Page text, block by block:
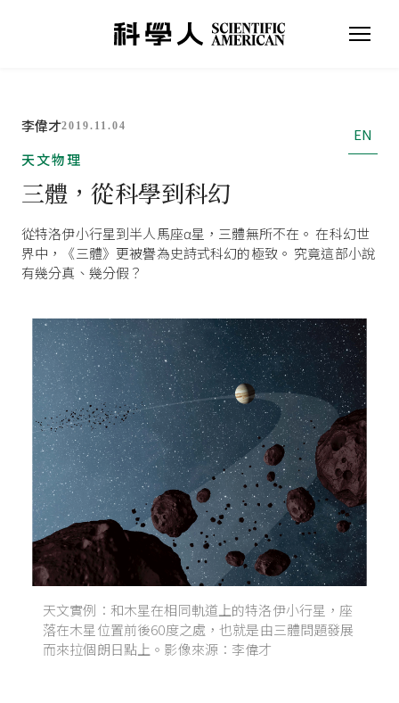
李偉才2019.11.04
EN
天文物理
三體，從科學到科幻
從特洛伊小行星到半人馬座α星，三體無所不在。 在科幻世
界中，《三體》更被譽為史詩式科幻的極致。 究竟這部小說
有幾分真、幾分假？
天文實例：和木星在相同軌道上的特洛伊小行星，座
落在木星位置前後60度之處，也就是由三體問題發展
而來拉個朗日點上。影像來源：李偉才